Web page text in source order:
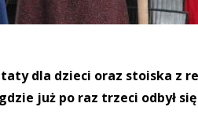
dla dzieci oraz stoiska z
już po raz trzeci odbył